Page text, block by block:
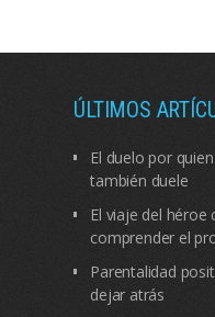
ÚLTIMOS
El duelo por
también duele
El viaje del
comprender el
Parentalidad
dejar atrás